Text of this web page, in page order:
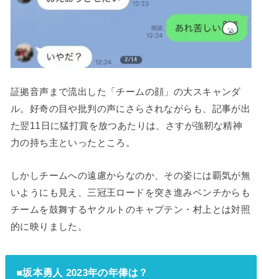
証拠音声まで流出した「チームの顔」の大スキャンダ
ル。好奇の目や批判の声にさらされながらも、記事が出
た翌11日に猛打賞を放つあたりは、さすが強靭な精神
力の持ち主といったところ。
しかしチームへの遠慮からなのか、その姿には覇気が無
いようにも見え、三冠王ロードを突き進みベンチからも
チームを鼓舞するヤクルトのキャプテン・村上とは対照
的に映りました。
■坂本勇人 2023年の年俸は？